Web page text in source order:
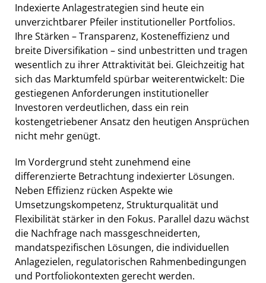
Indexierte Anlagestrategien sind heute ein
unverzichtbarer Pfeiler institutioneller Portfolios.
Ihre Stärken – Transparenz, Kosteneffizienz und
breite Diversifikation – sind unbestritten und tragen
wesentlich zu ihrer Attraktivität bei. Gleichzeitig hat
sich das Marktumfeld spürbar weiterentwickelt: Die
gestiegenen Anforderungen institutioneller
Investoren verdeutlichen, dass ein rein
kostengetriebener Ansatz den heutigen Ansprüchen
nicht mehr genügt.
Im Vordergrund steht zunehmend eine
differenzierte Betrachtung indexierter Lösungen.
Neben Effizienz rücken Aspekte wie
Umsetzungskompetenz, Strukturqualität und
Flexibilität stärker in den Fokus. Parallel dazu wächst
die Nachfrage nach massgeschneiderten,
mandatspezifischen Lösungen, die individuellen
Anlagezielen, regulatorischen Rahmenbedingungen
und Portfoliokontexten gerecht werden.